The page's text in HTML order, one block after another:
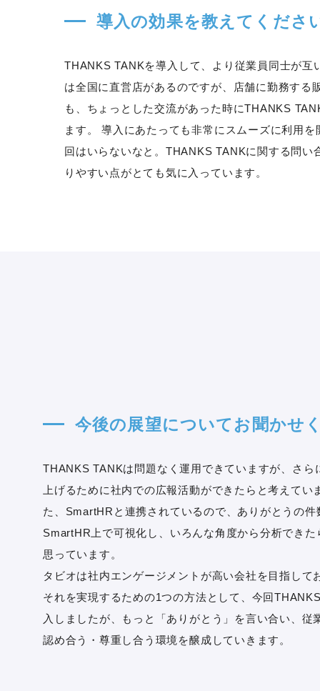
導入の効果を教えてくださ
THANKS TANKを導入して、より従業員同士が
は全国に直営店があるのですが、店舗に勤務す
も、ちょっとした交流があった時にTHANKS
ます。 導入にあたっても非常にスムーズに利用
回はいらないなと。THANKS TANKに関する問
りやすい点がとても気に入っています。
今後の展望についてお聞かせ
THANKS TANKは問題なく運用できていますが、さら
上げるために社内での広報活動ができたらと考えてい
た、SmartHRと連携されているので、ありがとうの件
SmartHR上で可視化し、いろんな角度から分析できた
思っています。
タビオは社内エンゲージメントが高い会社を目指して
それを実現するための1つの方法として、今回
入しましたが、もっと「ありがとう」を言い合い、従
認め合う・尊重し合う環境を醸成していきます。